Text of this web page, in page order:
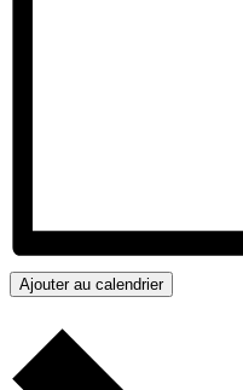
Ajouter au calendrier